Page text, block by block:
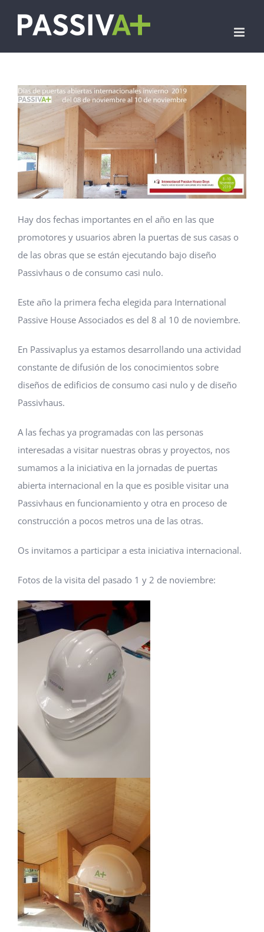
Hay dos fechas importantes en el año en las que
promotores y usuarios abren la puertas de sus casas o
de las obras que se están ejecutando bajo diseño
Passivhaus o de consumo casi nulo.
Este año la primera fecha elegida para International
Passive House Associados es del 8 al 10 de noviembre.
En Passivaplus ya estamos desarrollando una actividad
constante de difusión de los conocimientos sobre
diseños de edificios de consumo casi nulo y de diseño
Passivhaus.
A las fechas ya programadas con las personas
interesadas a visitar nuestras obras y proyectos, nos
sumamos a la iniciativa en la jornadas de puertas
abierta internacional en la que es posible visitar una
Passivhaus en funcionamiento y otra en proceso de
construcción a pocos metros una de las otras.
Os invitamos a participar a esta iniciativa internacional.
Fotos de la visita del pasado 1 y 2 de noviembre: